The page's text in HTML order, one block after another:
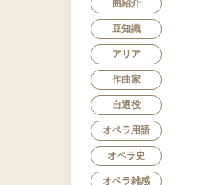
曲紹介
豆知識
アリア
作曲家
自選役
オペラ用語
オペラ史
オペラ雑感